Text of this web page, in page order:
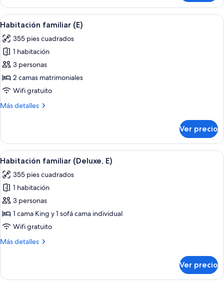
familiar
(L)
Abrir
todas
las
fotos
de
Habitación
familiar
Habitación de hotel con cama,
4
Habitación familiar (E)
355 pies cuadrados
1 habitación
3 personas
2 camas matrimoniales
Wifi gratuito
Más detalles
Más
familiar
(E)
Ver precio
Abrir
todas
las
fotos
de
Habitación
familiar
E)
Una habitación de hotel con dos
5
Habitación familiar (Deluxe, E)
355 pies cuadrados
1 habitación
3 personas
1 cama King y 1 sofá cama individual
Wifi gratuito
Más detalles
Más
familiar
Ver precio